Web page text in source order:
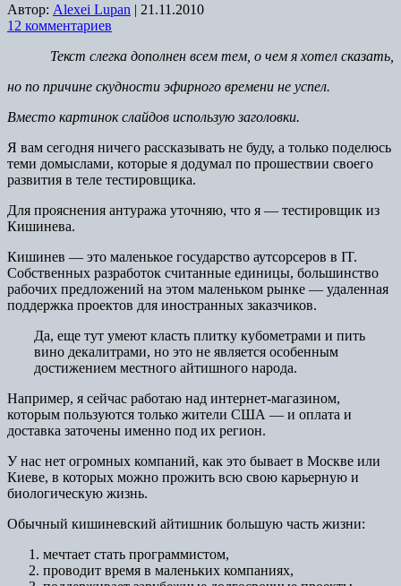
Автор: Alexei Lupan | 21.11.2010
12 комментариев
Текст слегка дополнен всем тем, о чем я хотел сказать,
но по причине скудности эфирного времени не успел.
Вместо картинок слайдов использую заголовки.
Я вам сегодня ничего рассказывать не буду, а только поделюсь
теми домыслами, которые я додумал по прошествии своего
развития в теле тестировщика.
Для прояснения антуража уточняю, что я — тестировщик из
Кишинева.
Кишинев — это маленькое государство аутсорсеров в IT.
Собственных разработок считанные единицы, большинство
рабочих предложений на этом маленьком рынке — удаленная
поддержка проектов для иностранных заказчиков.
Да, еще тут умеют класть плитку кубометрами и пить
вино декалитрами, но это не является особенным
достижением местного айтишного народа.
Например, я сейчас работаю над интернет-магазином,
которым пользуются только жители США — и оплата и
доставка заточены именно под их регион.
У нас нет огромных компаний, как это бывает в Москве или
Киеве, в которых можно прожить всю свою карьерную и
биологическую жизнь.
Обычный кишиневский айтишник большую часть жизни:
мечтает стать программистом,
проводит время в маленьких компаниях,